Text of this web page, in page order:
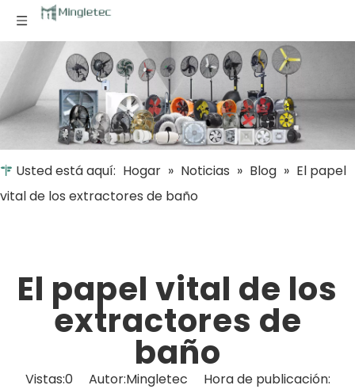
Usted está aquí: Hogar » Noticias » Blog » El papel
vital de los extractores de baño
El papel vital de los
extractores de
baño
Vistas:0Autor:Mingletec Hora de publicación: